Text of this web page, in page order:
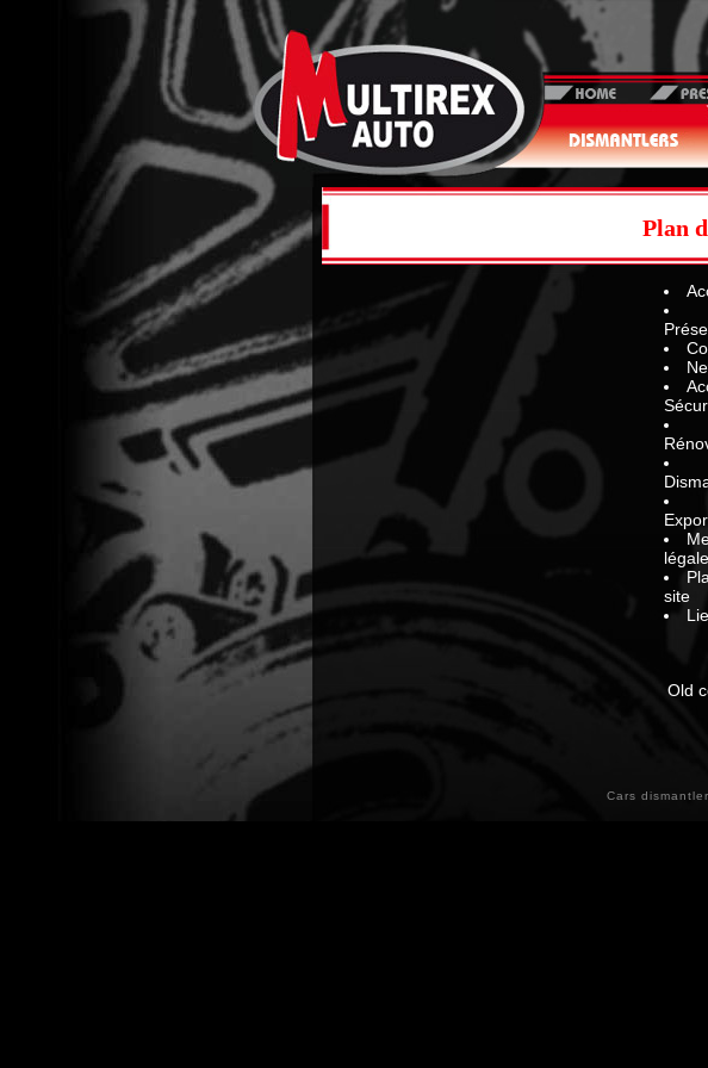
Accueil
Plan
site
Old
Cars